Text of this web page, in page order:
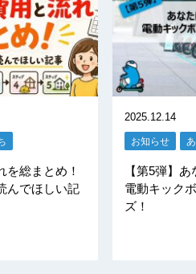
を総まとめ！
んでほしい記
2025.12.14
お知らせ
【第5弾】
電動キック
ズ！